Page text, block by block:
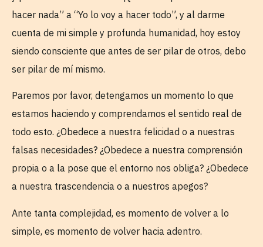
hacer nada” a “Yo lo voy a hacer todo”, y al darme
cuenta de mi simple y profunda humanidad, hoy estoy
siendo consciente que antes de ser pilar de otros, debo
ser pilar de mí mismo.
Paremos por favor, detengamos un momento lo que
estamos haciendo y comprendamos el sentido real de
todo esto. ¿Obedece a nuestra felicidad o a nuestras
falsas necesidades? ¿Obedece a nuestra comprensión
propia o a la pose que el entorno nos obliga? ¿Obedece
a nuestra trascendencia o a nuestros apegos?
Ante tanta complejidad, es momento de volver a lo
simple, es momento de volver hacia adentro.